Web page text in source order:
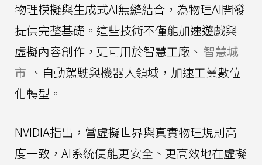
物理模擬與生成式AI無縫結合，為物理AI開發
提供完整基礎。這些技術不僅能加速遊戲與
虛擬內容創作，更可用於智慧工廠、 智慧城
市 、自動駕駛與機器人領域，加速工業數位
化轉型。
NVIDIA指出，當虛擬世界與真實物理規則高
度一致，AI系統便能更安全、更高效地在虛擬